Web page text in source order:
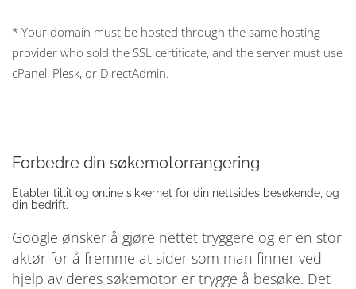
* Your domain must be hosted through the same hosting
provider who sold the SSL certificate, and the server must use
cPanel, Plesk, or DirectAdmin.
Forbedre din søkemotorrangering
Etabler tillit og online sikkerhet for din nettsides besøkende, og
din bedrift.
Google ønsker å gjøre nettet tryggere og er en stor
aktør for å fremme at sider som man finner ved
hjelp av deres søkemotor er trygge å besøke. Det